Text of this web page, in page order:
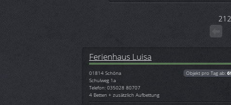
Ferienhaus Luisa
01814 Schöna
Schulweg 1a
Telefon: 035028 80707
4 Betten + zusätzlich Aufbettung
Objekt pro Tag ab: